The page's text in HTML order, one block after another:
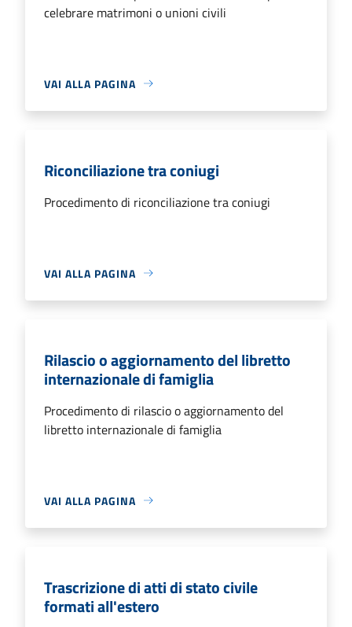
celebrare matrimoni o unioni civili
VAI ALLA PAGINA
Riconciliazione tra coniugi
Procedimento di riconciliazione tra coniugi
VAI ALLA PAGINA
Rilascio o aggiornamento del libretto
internazionale di famiglia
Procedimento di rilascio o aggiornamento del
libretto internazionale di famiglia
VAI ALLA PAGINA
Trascrizione di atti di stato civile
formati all'estero